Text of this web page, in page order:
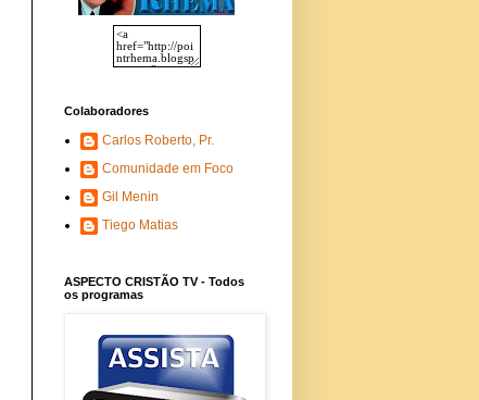
Colaboradores
Carlos Roberto, Pr.
Comunidade em Foco
Gil Menin
Tiego Matias
ASPECTO CRISTÃO TV - Todos
os programas